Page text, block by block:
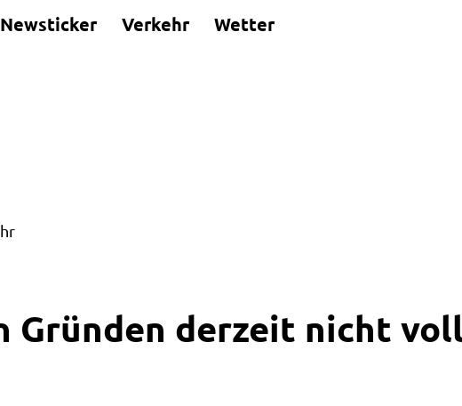
Newsticker Verkehr Wetter
Gründen derzeit nicht